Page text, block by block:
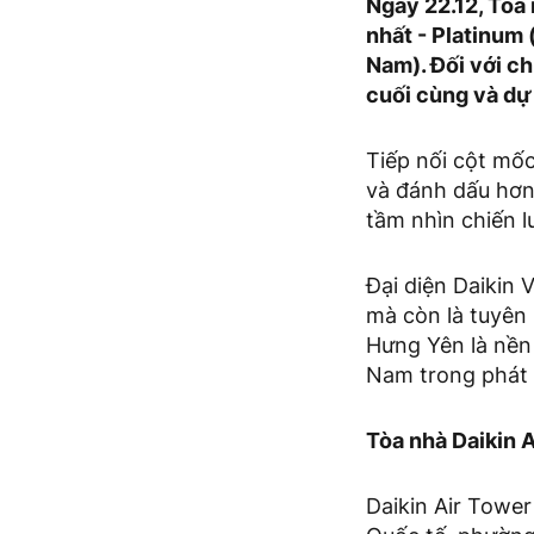
Ngày 22.12,
nhất - Platinum
Nam). Đối với
cuối cùng và
Tiếp nối cột
và đánh dấu
tầm nhìn chiến
Đại diện Daikin
mà còn là
Hưng Yên là
Nam trong
Tòa nhà Daikin
Daikin Air